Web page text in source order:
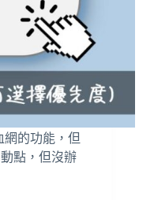
網的功能，但
點，但沒辦